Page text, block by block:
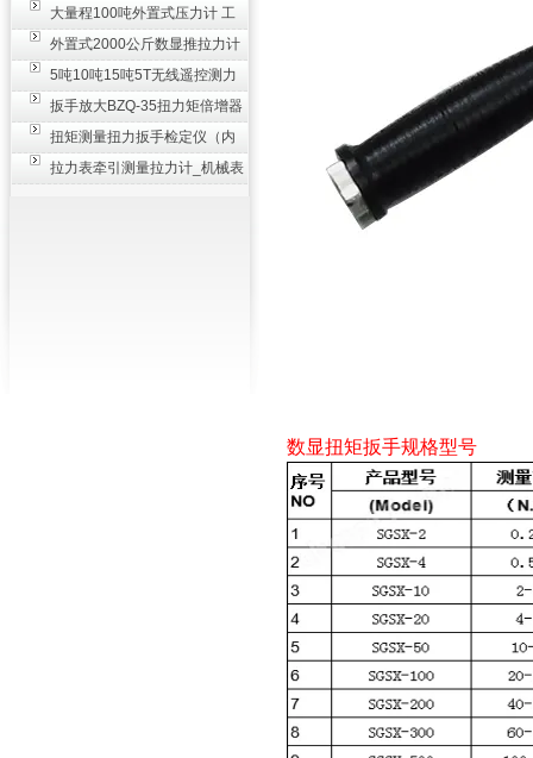
300N500n_手持电子测力计
大量程100吨外置式压力计 工
业用数显测力计价格
外置式2000公斤数显推拉力计
_数字拉力压力测试仪
5吨10吨15吨5T无线遥控测力
计_带遥控电子拉力计数显式
扳手放大BZQ-35扭力矩倍增器
_3500牛米扭力倍力器仪
扭矩测量扭力扳手检定仪（内
置打印） 扭矩检验仪器
拉力表牵引测量拉力计_机械表
数显扭矩扳手规格型号